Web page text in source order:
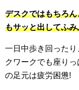
デスクではもちろ
もサッと出してふ
一日中歩き回った
クワークでも座り
の足元は疲労困憊!